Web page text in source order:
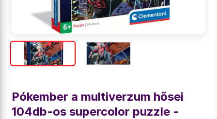
Pókember a multiverzum hősei
104db-os supercolor puzzle -